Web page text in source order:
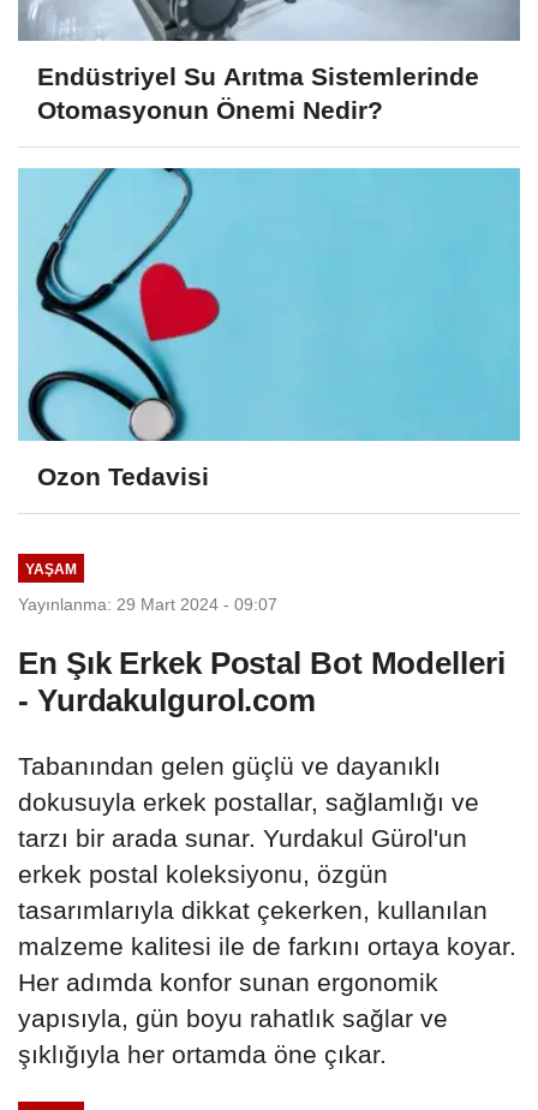
Endüstriyel Su Arıtma Sistemlerinde
Otomasyonun Önemi Nedir?
Ozon Tedavisi
YAŞAM
Yayınlanma: 29 Mart 2024 - 09:07
En Şık Erkek Postal Bot Modelleri
- Yurdakulgurol.com
Tabanından gelen güçlü ve dayanıklı
dokusuyla erkek postallar, sağlamlığı ve
tarzı bir arada sunar. Yurdakul Gürol'un
erkek postal koleksiyonu, özgün
tasarımlarıyla dikkat çekerken, kullanılan
malzeme kalitesi ile de farkını ortaya koyar.
Her adımda konfor sunan ergonomik
yapısıyla, gün boyu rahatlık sağlar ve
şıklığıyla her ortamda öne çıkar.